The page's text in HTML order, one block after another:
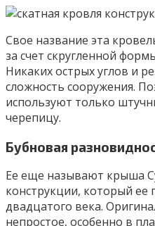
Свое название эта
за счет скругленной
Никаких острых углов и
сложность сооружения.
используют только
черепицу.
Бубновая
Ее еще называют крыша
конструкции, который ее
двадцатого века.
непростое, особенно в